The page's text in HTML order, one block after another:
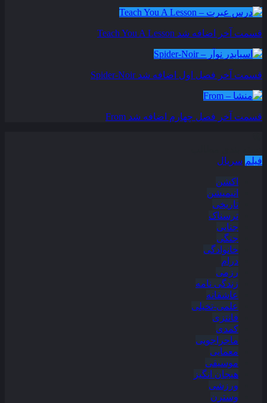
قسمت آخر اضافه شد Teach You A Lesson
قسمت آخر فصل اول اضافه شد Spider-Noir
قسمت آخر فصل چهارم اضافه شد From
فیلم سریال
اکشن
انیمیشن
تاریخی
ترسناک
جنایی
جنگی
خانوادگی
درام
رزمی
زندگی نامه
عاشقانه
علمی-تخیلی
فانتزی
کمدی
ماجراجویی
معمایی
موسیقی
هیجان انگیز
ورزشی
وسترن